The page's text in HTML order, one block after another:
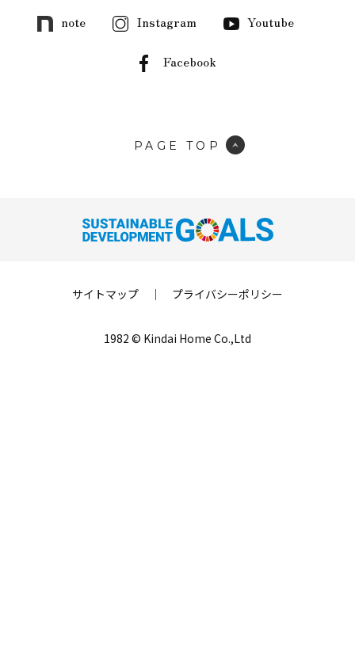
note Instagram Youtube
Facebook
PAGE TOP
サイトマップ ｜ プライバシーポリシー
1982 © Kindai Home Co.,Ltd